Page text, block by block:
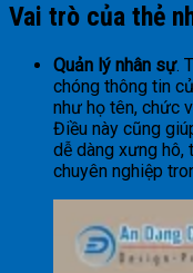
Vai trò của thẻ
Quản lý nhân sự.
chóng thông tin
như họ tên, chức
Điều này cũng
dễ dàng xưng
chuyên nghiệp